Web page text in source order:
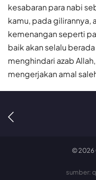
kesabaran para nabi
kamu, pada gilirannya,
kemenangan seperti
baik akan selalu
menghindari azab
mengerjakan amal
©2026
sumber: